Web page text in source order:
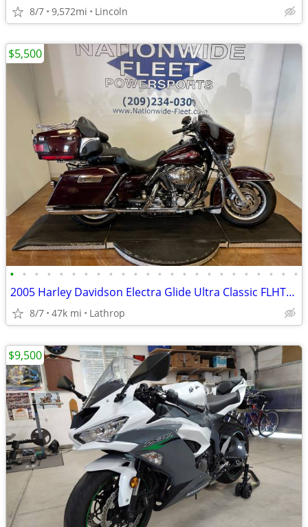
8/7 9,572mi Lincoln
• • • • • • • • • • • • • • • • • • • • • • • •
2005 Harley Davidson Electra Glide Ultra Classic FLHTCU Touring
8/7 47k mi Lathrop
$5,500
$9,500